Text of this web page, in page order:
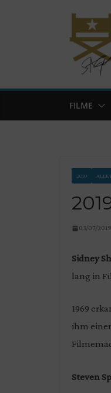
FILME
2010 ALLE
03/07/2019
Sidney
lang in
1969
ihm
Steven